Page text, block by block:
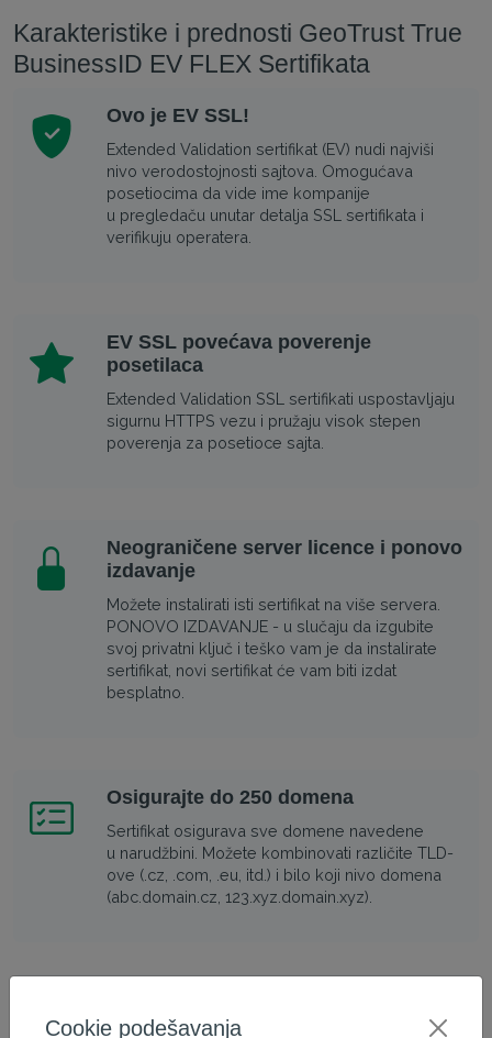
Karakteristike i prednosti GeoTrust True
BusinessID EV FLEX Sertifikata
Ovo je EV SSL!
Extended Validation sertifikat (EV) nudi najviši
nivo verodostojnosti sajtova. Omogućava
posetiocima da vide ime kompanije
u pregledaču unutar detalja SSL sertifikata i
verifikuju operatera.
EV SSL povećava poverenje
posetilaca
Extended Validation SSL sertifikati uspostavljaju
sigurnu HTTPS vezu i pružaju visok stepen
poverenja za posetioce sajta.
Neograničene server licence i ponovo
izdavanje
Možete instalirati isti sertifikat na više servera.
PONOVO IZDAVANJE - u slučaju da izgubite
svoj privatni ključ i teško vam je da instalirate
sertifikat, novi sertifikat će vam biti izdat
besplatno.
Osigurajte do 250 domena
Sertifikat osigurava sve domene navedene
u narudžbini. Možete kombinovati različite TLD-
ove (.cz, .com, .eu, itd.) i bilo koji nivo domena
(abc.domain.cz, 123.xyz.domain.xyz).
pregledačima
Cookie podešavanja